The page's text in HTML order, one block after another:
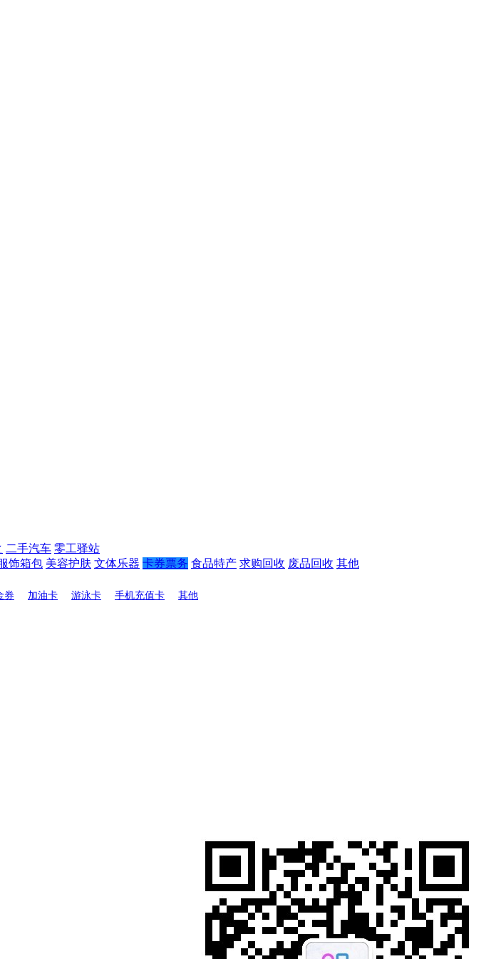
二手汽车 零工驿站
饰箱包 美容护肤 文体乐器 卡券票务 食品特产 求购回收 废品回收 其他
券 加油卡 游泳卡 手机充值卡 其他